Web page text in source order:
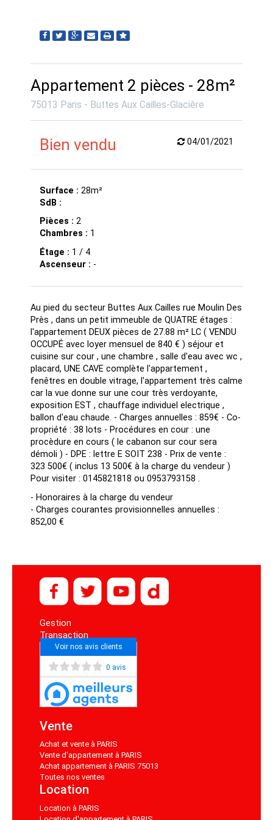
Appartement 2 pièces - 28m²
75013 Paris - Buttes Aux Cailles-Glacière
Bien vendu 04/01/2021
Surface : 28m²
SdB :
Pièces : 2
Chambres : 1
Étage : 1 / 4
Ascenseur : -
Au pied du secteur Buttes Aux Cailles rue Moulin Des
Près , dans un petit immeuble de QUATRE étages :
l'appartement DEUX pièces de 27.88 m² LC ( VENDU
OCCUPÉ avec loyer mensuel de 840 € ) séjour et
cuisine sur cour , une chambre , salle d'eau avec wc ,
placard, UNE CAVE complète l'appartement ,
fenêtres en double vitrage, l'appartement très calme
car la vue donne sur une cour très verdoyante,
exposition EST , chauffage individuel electrique ,
ballon d'eau chaude. - Charges annuelles : 859€ - Co-
propriété : 38 lots - Procédures en cour : une
procèdure en cours ( le cabanon sur cour sera
démoli ) - DPE : lettre E SOIT 238 - Prix de vente :
323 500€ ( inclus 13 500€ à la charge du vendeur )
Pour visiter : 0145821818 ou 0953793158 .
- Honoraires à la charge du vendeur
- Charges courantes provisionnelles annuelles :
852,00 €
Gestion
Transaction
Voir nos avis clients
0 avis
Vente
Achat et vente à PARIS
Vente d'appartement à PARIS
Achat appartement à PARIS 75013
Toutes nos ventes
Location
Location à PARIS